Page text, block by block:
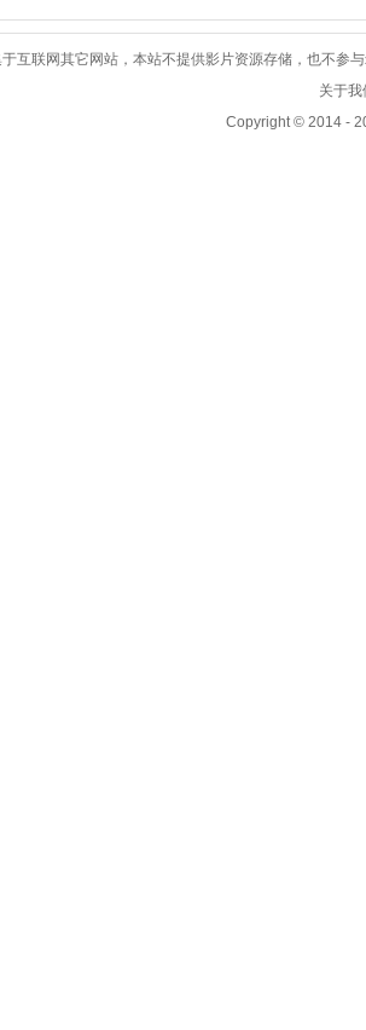
互联网其它网站，本站不提供影片资源存储，也不参
关于
Copyright © 2014 -